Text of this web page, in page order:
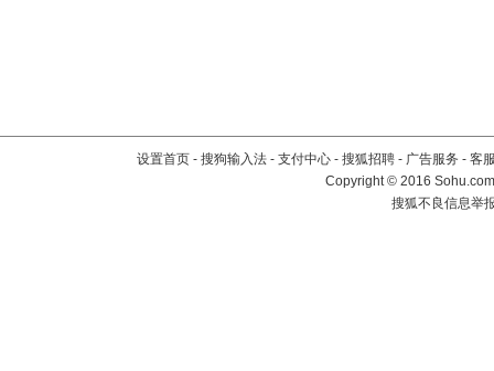
设置首页 - 搜狗输入法 - 支付中心 - 搜狐招聘 - 广告服务 - 客
Copyright©2016
搜狐不良信息举